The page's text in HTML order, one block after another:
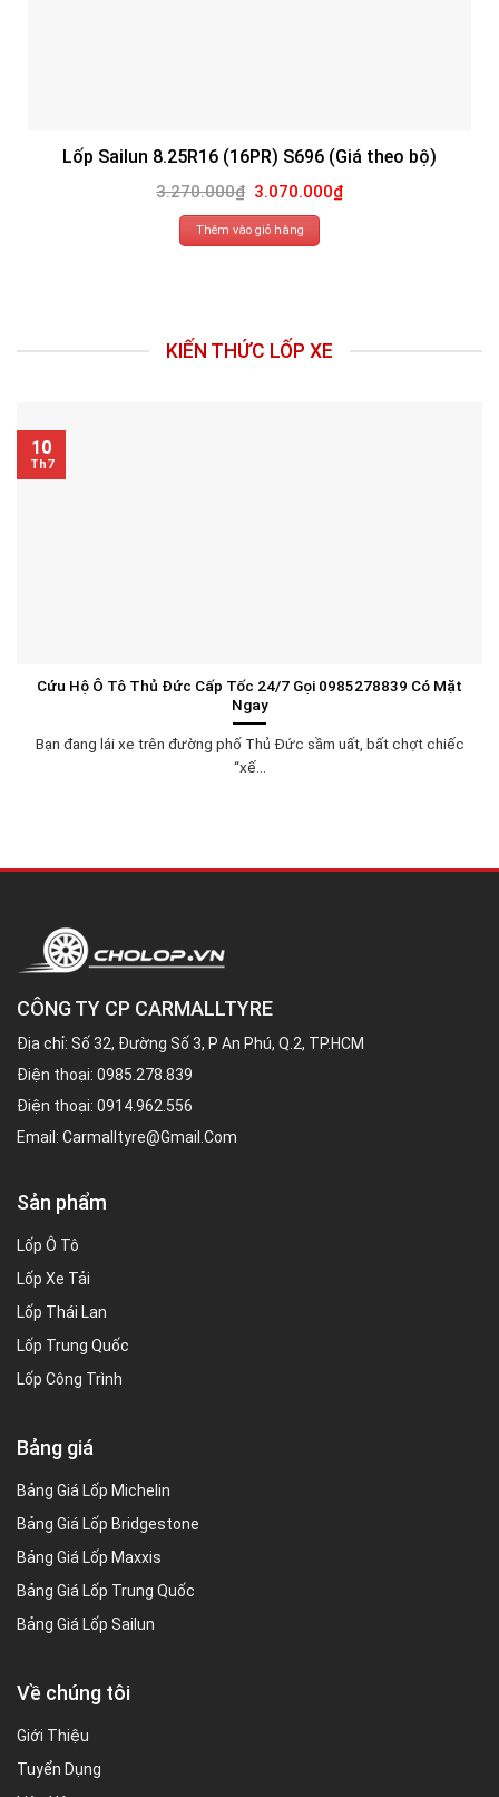
Lốp Sailun 8.25R16 (16PR) S696 (Giá theo bộ)
3.270.000₫ Giá
gốc
là:
3.270.000₫.
3.070.000₫Giá
hiện
Thêm vào giỏ hàng
KIẾN THỨC LỐP XE
Cứu Hộ Ô Tô Thủ Đức Cấp Tốc 24/7 Gọi 0985278839 Có Mặt
Ngay
Bạn đang lái xe trên đường phố Thủ Đức sầm uất, bất chợt chiếc
“xế...
10
Th7
CÔNG TY CP CARMALLTYRE
Địa chỉ: Số 32, Đường Số 3, P An Phú, Q.2, TP.HCM
Điện thoại: 0985.278.839
Điện thoại: 0914.962.556
Email: Carmalltyre@gmail.com
Sản phẩm
Lốp Ô Tô
Lốp Xe Tải
Lốp Thái Lan
Lốp Trung Quốc
Lốp Công Trình
Bảng giá
Bảng Giá Lốp Michelin
Bảng Giá Lốp Bridgestone
Bảng Giá Lốp Maxxis
Bảng Giá Lốp Trung Quốc
Bảng Giá Lốp Sailun
Về chúng tôi
Giới Thiệu
Tuyển Dụng